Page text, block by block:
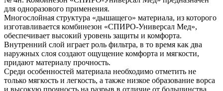
для одноразового применения.
Многослойная структура «дышащего» материала, из которого
изготавливается комбинезон «СПИРО-Универсал Мед»,
обеспечивает высокий уровень защиты и комфорта.
Внутренний слой играет роль фильтра, в то время как два
наружных слоя создают ощущение комфорта и мягкости,
придают материалу прочность.
Среди особенностей материала необходимо отметить не
только мягкость и легкость, а также низкое образование ворса
и высокую прочность на разрыв в отличие от большинства